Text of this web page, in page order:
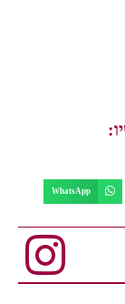
WhatsApp